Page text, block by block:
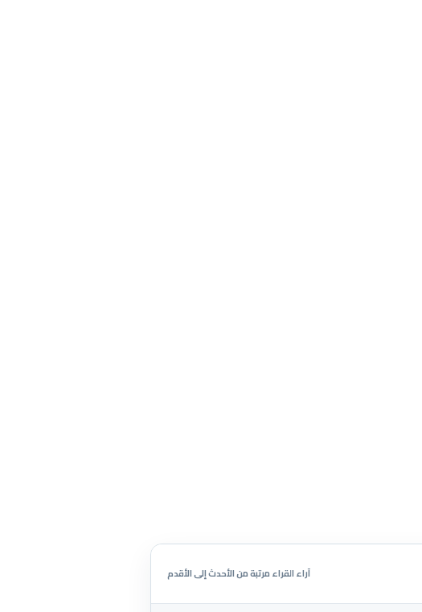
آراء القراء مرتبة من الأحدث إلى الأقدم